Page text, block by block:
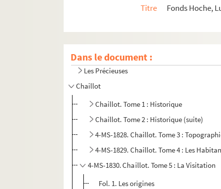
Titre
Fonds Hoche,
Dans le document :
Notes de topographie parisienne
4-MS-1824. Papiers divers
Les Précieuses
Chaillot
Chaillot. Tome 1 : Historique
Chaillot. Tome 2 : Historique (suite)
4-MS-1828. Chaillot. Tome 3 :
4-MS-1829. Chaillot. Tome 4 : Les
4-MS-1830. Chaillot. Tome 5 : La Visitation
Fol. 1. Les origines